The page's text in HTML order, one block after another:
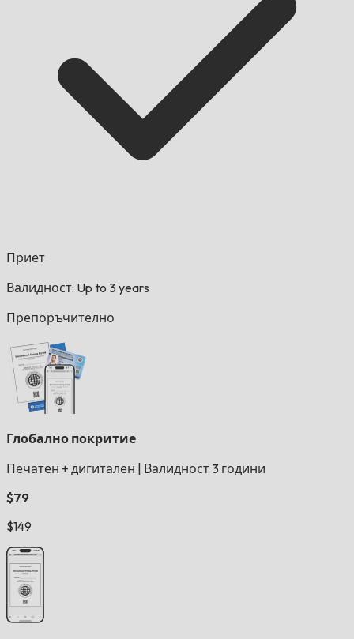
Приет
Валидност: Up to 3 years
Препоръчително
Глобално покритие
Печатен + дигитален
Валидност 3 години
$79
$149